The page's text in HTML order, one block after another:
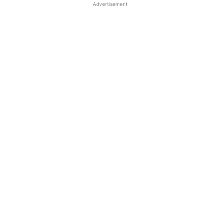
Advertisement